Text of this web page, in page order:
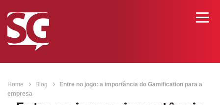
Home Blog
Entre no jogo: a importância do Gamification para a
empresa